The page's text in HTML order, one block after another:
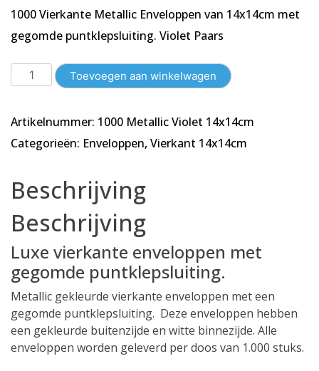
1000 Vierkante Metallic Enveloppen van 14x14cm met
gegomde puntklepsluiting. Violet Paars
Vierkante
Enveloppen
|
Metallic
|
stuks
Toevoegen aan winkelwagen
Artikelnummer: 1000 Metallic Violet 14x14cm
Categorieën: Enveloppen, Vierkant 14x14cm
Beschrijving
Beschrijving
Luxe vierkante enveloppen met
gegomde puntklepsluiting.
Metallic gekleurde vierkante enveloppen met een
gegomde puntklepsluiting. Deze enveloppen hebben
een gekleurde buitenzijde en witte binnezijde. Alle
enveloppen worden geleverd per doos van 1.000 stuks.